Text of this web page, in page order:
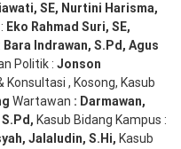
, SE, Nurtini Harisma,
Eko Rahmad Suri, SE,
Bara Indrawan, S.Pd , Agus
Politik : Jonson
Konsultasi , Kosong, Kasub
Wartawan : Darmawan,
, Kasub Bidang Kampus :
, Jalaludin, S.Hi, Kasub